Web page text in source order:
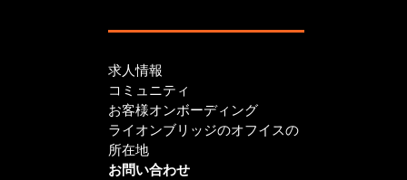
求人情報
コミュニティ
お客様オンボーディング
ライオンブリッジのオフイスの
所在地
お問い合わせ